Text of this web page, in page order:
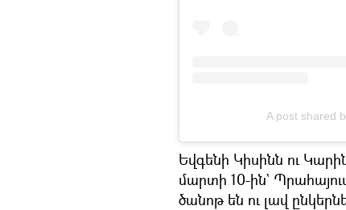
A post shared
Եվգենի Կիսինն ու
մարտի 10-ին`
ծանոթ են ու լավ